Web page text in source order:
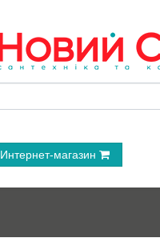
Интернет-магазин